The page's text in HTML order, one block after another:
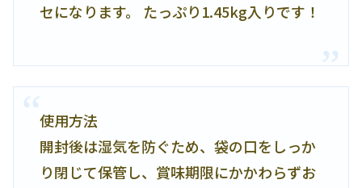
セになります。 たっぷり1.45kg入りです！
使用方法
開封後は湿気を防ぐため、袋の口をしっか
り閉じて保管し、賞味期限にかかわらずお